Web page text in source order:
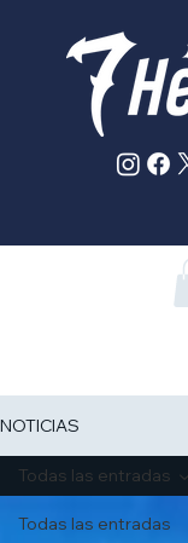
NOTICIAS
Todas las entradas
Todas las entradas